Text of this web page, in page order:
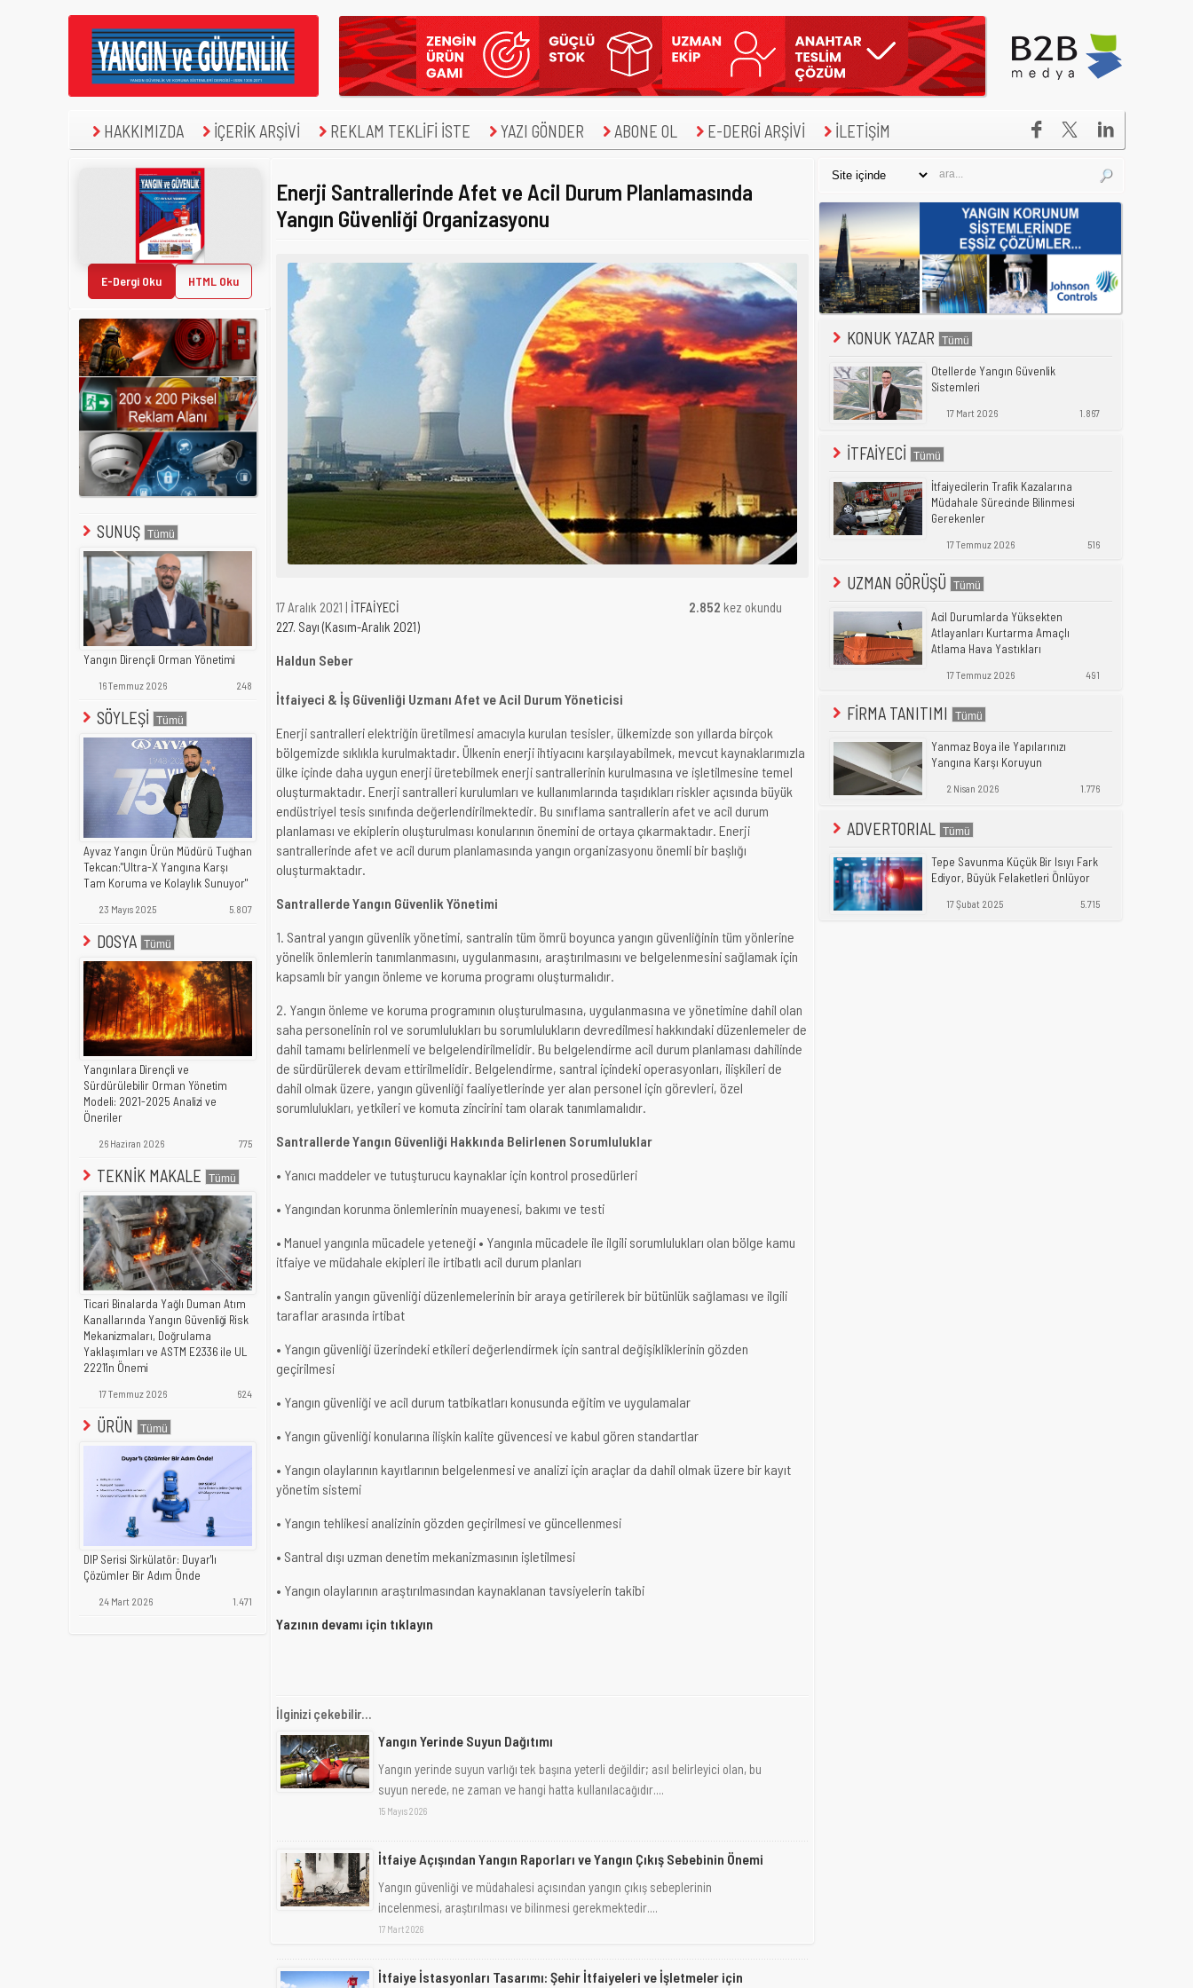
HAKKIMIZDA İÇERİK ARŞİVİ REKLAM TEKLİFİ İSTE YAZI GÖNDER ABONE OL E-DERGİ ARŞİVİ İLETİŞİM 

E-Dergi Oku HTML Oku
SUNUŞ
Yangın Dirençli Orman Yönetimi
16 Temmuz 2026 248
SÖYLEŞİ
Ayvaz Yangın Ürün Müdürü Tuğhan
Tekcan:"Ultra-X Yangına Karşı
Tam Koruma ve Kolaylık Sunuyor"
23 Mayıs 2025 5.807
DOSYA
Yangınlara Dirençli ve
Sürdürülebilir Orman Yönetim
Modeli: 2021-2025 Analizi ve
Öneriler
26 Haziran 2026 775
TEKNİK MAKALE
Ticari Binalarda Yağlı Duman Atım
Kanallarında Yangın Güvenliği Risk
Mekanizmaları, Doğrulama
Yaklaşımları ve ASTM E2336 ile UL
2221'in Önemi
17 Temmuz 2026 624
ÜRÜN
DIP Serisi Sirkülatör: Duyar'lı
Çözümler Bir Adım Önde
24 Mart 2026 1.471
Enerji Santrallerinde Afet ve Acil Durum Planlamasında
Yangın Güvenliği Organizasyonu
17 Aralık 2021 | İTFAİYECİ
227. Sayı (Kasım-Aralık 2021)
2.852 kez okundu
Haldun Seber
İtfaiyeci & İş Güvenliği Uzmanı Afet ve Acil Durum Yöneticisi
Enerji santralleri elektriğin üretilmesi amacıyla kurulan tesisler, ülkemizde son yıllarda birçok
bölgemizde sıklıkla kurulmaktadır. Ülkenin enerji ihtiyacını karşılayabilmek, mevcut kaynaklarımızla
ülke içinde daha uygun enerji üretebilmek enerji santrallerinin kurulmasına ve işletilmesine temel
oluşturmaktadır. Enerji santralleri kurulumları ve kullanımlarında taşıdıkları riskler açısında büyük
endüstriyel tesis sınıfında değerlendirilmektedir. Bu sınıflama santrallerin afet ve acil durum
planlaması ve ekiplerin oluşturulması konularının önemini de ortaya çıkarmaktadır. Enerji
santrallerinde afet ve acil durum planlamasında yangın organizasyonu önemli bir başlığı
oluşturmaktadır.
Santrallerde Yangın Güvenlik Yönetimi
1. Santral yangın güvenlik yönetimi, santralin tüm ömrü boyunca yangın güvenliğinin tüm yönlerine
yönelik önlemlerin tanımlanmasını, uygulanmasını, araştırılmasını ve belgelenmesini sağlamak için
kapsamlı bir yangın önleme ve koruma programı oluşturmalıdır.
2. Yangın önleme ve koruma programının oluşturulmasına, uygulanmasına ve yönetimine dahil olan
saha personelinin rol ve sorumlulukları bu sorumlulukların devredilmesi hakkındaki düzenlemeler de
dahil tamamı belirlenmeli ve belgelendirilmelidir. Bu belgelendirme acil durum planlaması dahilinde
de sürdürülerek devam ettirilmelidir. Belgelendirme, santral içindeki operasyonları, ilişkileri de
dahil olmak üzere, yangın güvenliği faaliyetlerinde yer alan personel için görevleri, özel
sorumlulukları, yetkileri ve komuta zincirini tam olarak tanımlamalıdır.
Santrallerde Yangın Güvenliği Hakkında Belirlenen Sorumluluklar
• Yanıcı maddeler ve tutuşturucu kaynaklar için kontrol prosedürleri
• Yangından korunma önlemlerinin muayenesi, bakımı ve testi
• Manuel yangınla mücadele yeteneği • Yangınla mücadele ile ilgili sorumlulukları olan bölge kamu
itfaiye ve müdahale ekipleri ile irtibatlı acil durum planları
• Santralin yangın güvenliği düzenlemelerinin bir araya getirilerek bir bütünlük sağlaması ve ilgili
taraflar arasında irtibat
• Yangın güvenliği üzerindeki etkileri değerlendirmek için santral değişikliklerinin gözden
geçirilmesi
• Yangın güvenliği ve acil durum tatbikatları konusunda eğitim ve uygulamalar
• Yangın güvenliği konularına ilişkin kalite güvencesi ve kabul gören standartlar
• Yangın olaylarının kayıtlarının belgelenmesi ve analizi için araçlar da dahil olmak üzere bir kayıt
yönetim sistemi
• Yangın tehlikesi analizinin gözden geçirilmesi ve güncellenmesi
• Santral dışı uzman denetim mekanizmasının işletilmesi
• Yangın olaylarının araştırılmasından kaynaklanan tavsiyelerin takibi
Yazının devamı için tıklayın
İlginizi çekebilir...
Yangın Yerinde Suyun Dağıtımı
Yangın yerinde suyun varlığı tek başına yeterli değildir; asıl belirleyici olan, bu
suyun nerede, ne zaman ve hangi hatta kullanılacağıdır....
15 Mayıs 2026
İtfaiye Açışından Yangın Raporları ve Yangın Çıkış Sebebinin Önemi
Yangın güvenliği ve müdahalesi açısından yangın çıkış sebeplerinin
incelenmesi, araştırılması ve bilinmesi gerekmektedir....
17 Mart 2026
İtfaiye İstasyonları Tasarımı: Şehir İtfaiyeleri ve İşletmeler için
KONUK YAZAR
Otellerde Yangın Güvenlik
Sistemleri
17 Mart 2026 1.867
İTFAİYECİ
İtfaiyecilerin Trafik Kazalarına
Müdahale Sürecinde Bilinmesi
Gerekenler
17 Temmuz 2026 516
UZMAN GÖRÜŞÜ
Acil Durumlarda Yüksekten
Atlayanları Kurtarma Amaçlı
Atlama Hava Yastıkları
17 Temmuz 2026 491
FİRMA TANITIMI
Yanmaz Boya ile Yapılarınızı
Yangına Karşı Koruyun
2 Nisan 2026 1.776
ADVERTORIAL
Tepe Savunma Küçük Bir Isıyı Fark
Ediyor, Büyük Felaketleri Önlüyor
17 Şubat 2025 5.715